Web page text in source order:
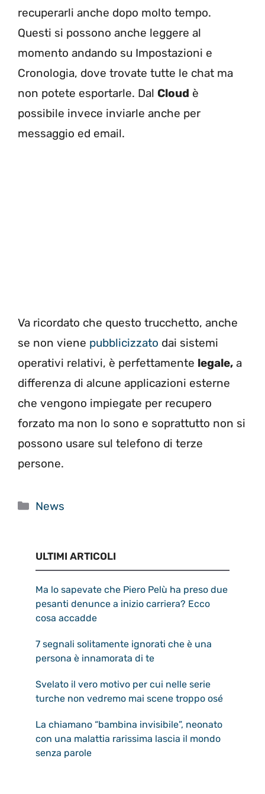
recuperarli anche dopo molto tempo.
Questi si possono anche leggere al
momento andando su Impostazioni e
Cronologia, dove trovate tutte le chat ma
non potete esportarle. Dal Cloud è
possibile invece inviarle anche per
messaggio ed email.
Va ricordato che questo trucchetto, anche
se non viene pubblicizzato dai sistemi
operativi relativi, è perfettamente legale, a
differenza di alcune applicazioni esterne
che vengono impiegate per recupero
forzato ma non lo sono e soprattutto non si
possono usare sul telefono di terze
persone.
Categorie
News
ULTIMI ARTICOLI
Ma lo sapevate che Piero Pelù ha preso due
pesanti denunce a inizio carriera? Ecco
cosa accadde
7 segnali solitamente ignorati che è una
persona è innamorata di te
Svelato il vero motivo per cui nelle serie
turche non vedremo mai scene troppo osé
La chiamano “bambina invisibile”, neonato
con una malattia rarissima lascia il mondo
senza parole